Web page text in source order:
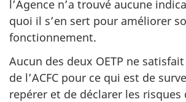
l’Agence n’a trouvé aucune
quoi il s’en sert pour améliorer
fonctionnement.
Aucun des deux OETP ne
de l’ACFC pour ce qui est de
repérer et de déclarer les risques